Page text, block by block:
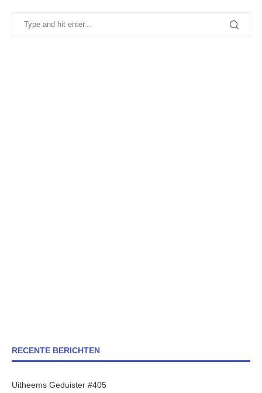
RECENTE BERICHTEN
Uitheems Geduister #405